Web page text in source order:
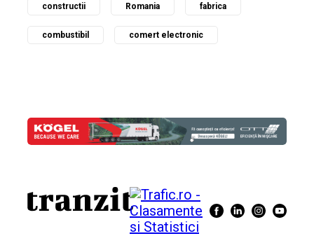
constructii Romania fabrica
combustibil comert electronic